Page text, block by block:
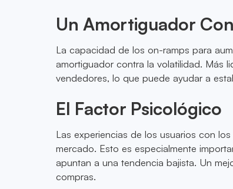
Un Amortiguador
La capacidad de los on-ramps para
amortiguador contra la volatilidad. Más
vendedores, lo que puede ayudar a
El Factor Psicológico
Las experiencias de los usuarios con
mercado. Esto es especialmente
apuntan a una tendencia bajista. Un
compras.